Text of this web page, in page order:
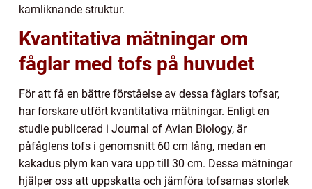
kamliknande struktur.
Kvantitativa mätningar om
fåglar med tofs på huvudet
För att få en bättre förståelse av dessa fåglars tofsar,
har forskare utfört kvantitativa mätningar. Enligt en
studie publicerad i Journal of Avian Biology, är
påfåglens tofs i genomsnitt 60 cm lång, medan en
kakadus plym kan vara upp till 30 cm. Dessa mätningar
hjälper oss att uppskatta och jämföra tofsarnas storlek